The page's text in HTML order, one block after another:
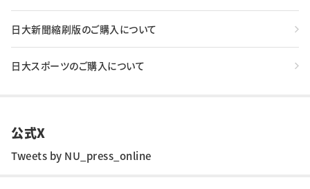
日大新聞縮刷版のご購入について
日大スポーツのご購入について
公式X
Tweets by NU_press_online